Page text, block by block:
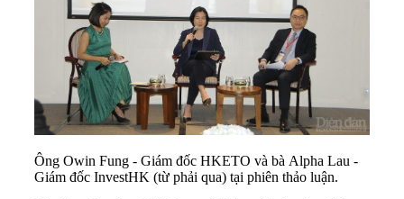
Ông Owin Fung - Giám đốc HKETO và bà Alpha Lau -
Giám đốc InvestHK (từ phải qua) tại phiên thảo luận.